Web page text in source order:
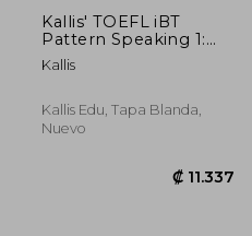
Kallis' TOEFL iBT
Pattern Speaking 1:
Foundation (College
Test Prep 2016 + Study
Test + Skill Building -
TOEFL iBT 2016) (en
Kallis
Kallis Edu, Tapa Blanda,
Nuevo